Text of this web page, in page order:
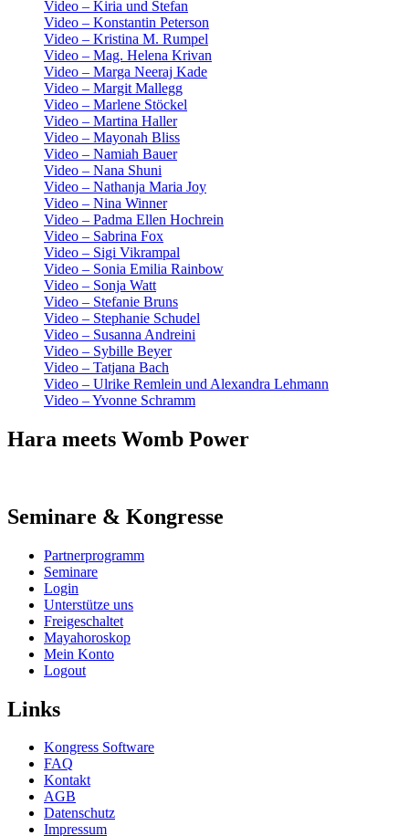
Video – Kiria und Stefan
Video – Konstantin Peterson
Video – Kristina M. Rumpel
Video – Mag. Helena Krivan
Video – Marga Neeraj Kade
Video – Margit Mallegg
Video – Marlene Stöckel
Video – Martina Haller
Video – Mayonah Bliss
Video – Namiah Bauer
Video – Nana Shuni
Video – Nathanja Maria Joy
Video – Nina Winner
Video – Padma Ellen Hochrein
Video – Sabrina Fox
Video – Sigi Vikrampal
Video – Sonia Emilia Rainbow
Video – Sonja Watt
Video – Stefanie Bruns
Video – Stephanie Schudel
Video – Susanna Andreini
Video – Sybille Beyer
Video – Tatjana Bach
Video – Ulrike Remlein und Alexandra Lehmann
Video – Yvonne Schramm
Hara meets Womb Power
Seminare & Kongresse
Partnerprogramm
Seminare
Login
Unterstütze uns
Freigeschaltet
Mayahoroskop
Mein Konto
Logout
Links
Kongress Software
FAQ
Kontakt
AGB
Datenschutz
Impressum